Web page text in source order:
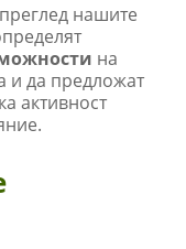
нашите
на
и да предложат
активност